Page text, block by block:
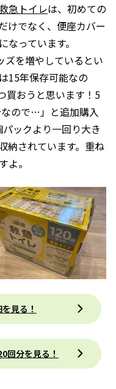
急トイレは、初めての
けでなく、便座カバー
っています。
ズを増やしているとい
15年保存可能なの
買おうと思います！5
ので…」と追加購入
ックより一回り大き
納されています。重ね
よ。
見る！
分を見る！